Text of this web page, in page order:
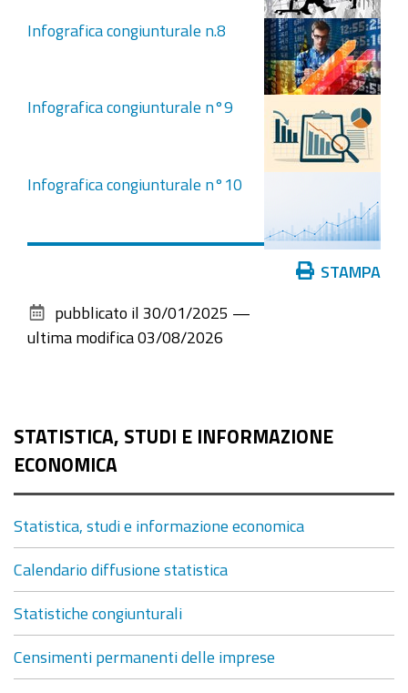
Infografica congiunturale n.8
Infografica congiunturale n°9
Infografica congiunturale n°10
documento
STAMPA
pubblicato il 30/01/2025 —
ultima modifica 03/08/2026
STATISTICA, STUDI E INFORMAZIONE
ECONOMICA
Statistica, studi e informazione economica
Calendario diffusione statistica
Statistiche congiunturali
Censimenti permanenti delle imprese